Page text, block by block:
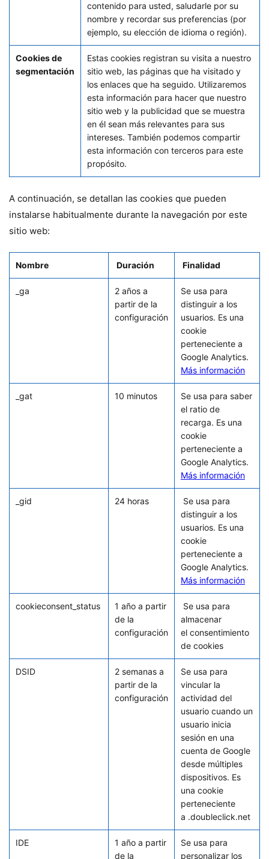
contenido para usted, saludarle por su
nombre y recordar sus preferencias (por
ejemplo, su elección de idioma o región).
Cookies de
segmentación
Estas cookies registran su visita a nuestro
sitio web, las páginas que ha visitado y
los enlaces que ha seguido. Utilizaremos
esta información para hacer que nuestro
sitio web y la publicidad que se muestra
en él sean más relevantes para sus
intereses. También podemos compartir
esta información con terceros para este
propósito.
A continuación, se detallan las cookies que pueden
instalarse habitualmente durante la navegación por este
sitio web:
Nombre Duración Finalidad
_ga
2 años a
partir de la
configuración
Se usa para
distinguir a los
usuarios. Es una
cookie
perteneciente a
Google Analytics.
Más información
_gat 10 minutos
Se usa para saber
el ratio de
recarga. Es una
cookie
perteneciente a
Google Analytics.
Más información
_gid 24 horas
Se usa para
distinguir a los
usuarios. Es una
cookie
perteneciente a
Google Analytics.
Más información
cookieconsent_status
1 año a partir
de la
configuración
Se usa para
almacenar
el consentimiento
de cookies
DSID
2 semanas a
partir de la
configuración
Se usa para
vincular la
actividad del
usuario cuando un
usuario inicia
sesión en una
cuenta de Google
desde múltiples
dispositivos. Es
una cookie
perteneciente
a .doubleclick.net
IDE
1 año a partir
de la
Se usa para
personalizar los